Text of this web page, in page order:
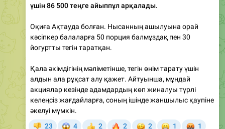
Оқиға Ақтауда болған. Нысанның ашылуына орай
йогуртты тегін таратқан.
Қала әкімдігінің мәліметінше, тегін өнім тарату үшін
акциялар кезінде адамдардың көп жиналуы түрлі
келеңсіз жағдайларға, соның ішінде жаншылыс қаупіне
әкелуі мүмкін.
23 4
👍
2
🔥
2
🥴
2
😁
1
🤬
1
1 1.02K 08:09